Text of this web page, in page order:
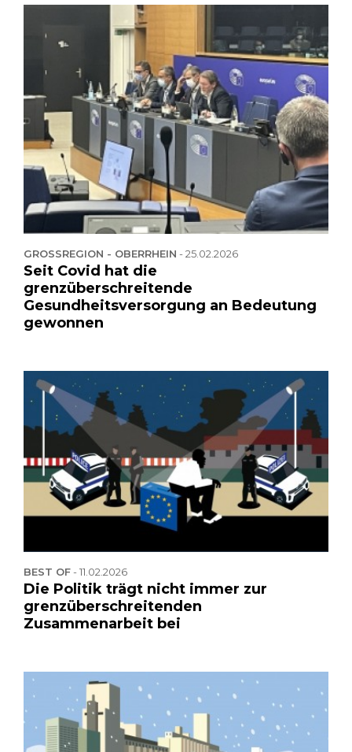
GROSSREGION - OBERRHEIN -25.02.2026
Seit Covid hat die
grenzüberschreitende
Gesundheitsversorgung an Bedeutung
gewonnen
BEST OF-11.02.2026
Die Politik trägt nicht immer zur
grenzüberschreitenden
Zusammenarbeit bei